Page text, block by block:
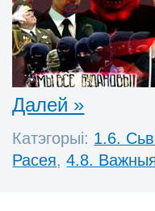
Далей »
Катэгорыі: 1.6.
Расея,4.8.